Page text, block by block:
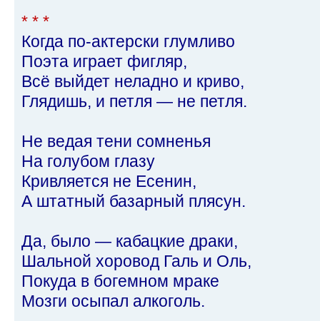
* * *
Когда по-актерски глумливо
Поэта играет фигляр,
Всё выйдет неладно и криво,
Глядишь, и петля — не петля.
Не ведая тени сомненья
На голубом глазу
Кривляется не Есенин,
А штатный базарный плясун.
Да, было — кабацкие драки,
Шальной хоровод Галь и Оль,
Покуда в богемном мраке
Мозги осыпал алкоголь.